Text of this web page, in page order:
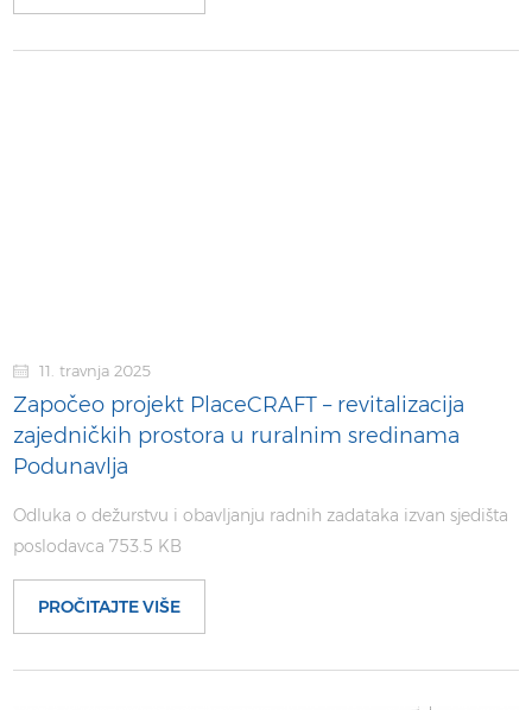
11. travnja 2025
Započeo projekt PlaceCRAFT – revitalizacija
zajedničkih prostora u ruralnim sredinama
Podunavlja
Odluka o dežurstvu i obavljanju radnih zadataka izvan sjedišta
poslodavca 753.5 KB
PROČITAJTE VIŠE